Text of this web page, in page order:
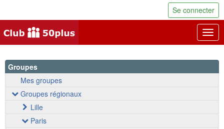
Se connecter
Groupes
Mes groupes
Groupes régionaux
Lille
Paris